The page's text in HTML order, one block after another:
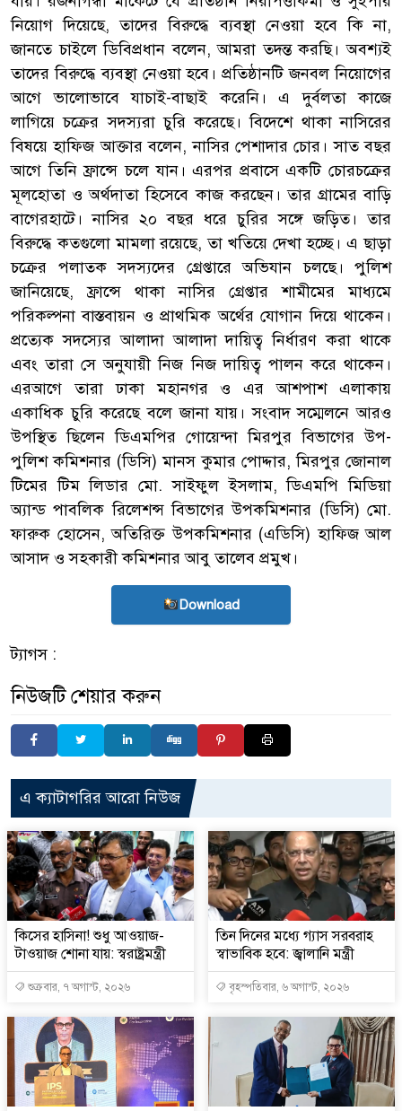
নিয়োগ দিয়েছে, তাদের বিরুদ্ধে ব্যবস্থা নেওয়া হবে কি না,
জানতে চাইলে ডিবিপ্রধান বলেন, আমরা তদন্ত করছি। অবশ্যই
তাদের বিরুদ্ধে ব্যবস্থা নেওয়া হবে। প্রতিষ্ঠানটি জনবল নিয়োগের
আগে ভালোভাবে যাচাই-বাছাই করেনি। এ দুর্বলতা কাজে
লাগিয়ে চক্রের সদস্যরা চুরি করেছে। বিদেশে থাকা নাসিরের
বিষয়ে হাফিজ আক্তার বলেন, নাসির পেশাদার চোর। সাত বছর
আগে তিনি ফ্রান্সে চলে যান। এরপর প্রবাসে একটি চোরচক্রের
মূলহোতা ও অর্থদাতা হিসেবে কাজ করছেন। তার গ্রামের বাড়ি
বাগেরহাটে। নাসির ২০ বছর ধরে চুরির সঙ্গে জড়িত। তার
বিরুদ্ধে কতগুলো মামলা রয়েছে, তা খতিয়ে দেখা হচ্ছে। এ ছাড়া
চক্রের পলাতক সদস্যদের গ্রেপ্তারে অভিযান চলছে। পুলিশ
জানিয়েছে, ফ্রান্সে থাকা নাসির গ্রেপ্তার শামীমের মাধ্যমে
পরিকল্পনা বাস্তবায়ন ও প্রাথমিক অর্থের যোগান দিয়ে থাকেন।
প্রত্যেক সদস্যের আলাদা আলাদা দায়িত্ব নির্ধারণ করা থাকে
এবং তারা সে অনুযায়ী নিজ নিজ দায়িত্ব পালন করে থাকেন।
এরআগে তারা ঢাকা মহানগর ও এর আশপাশ এলাকায়
একাধিক চুরি করেছে বলে জানা যায়। সংবাদ সম্মেলনে আরও
উপস্থিত ছিলেন ডিএমপির গোয়েন্দা মিরপুর বিভাগের উপ-
পুলিশ কমিশনার (ডিসি) মানস কুমার পোদ্দার, মিরপুর জোনাল
টিমের টিম লিডার মো. সাইফুল ইসলাম, ডিএমপি মিডিয়া
অ্যান্ড পাবলিক রিলেশন্স বিভাগের উপকমিশনার (ডিসি) মো.
ফারুক হোসেন, অতিরিক্ত উপকমিশনার (এডিসি) হাফিজ আল
আসাদ ও সহকারী কমিশনার আবু তালেব প্রমুখ।
Download
ট্যাগস :
নিউজটি শেয়ার করুন
এ ক্যাটাগরির আরো নিউজ
কিসের হাসিনা! শুধু আওয়াজ-
টাওয়াজ শোনা যায়: স্বরাষ্ট্রমন্ত্রী
শুক্রবার, ৭ অগাস্ট, ২০২৬
তিন দিনের মধ্যে গ্যাস সরবরাহ
স্বাভাবিক হবে: জ্বালানি মন্ত্রী
বৃহস্পতিবার, ৬ অগাস্ট, ২০২৬